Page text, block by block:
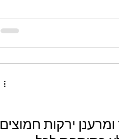
ירקות חמוצים